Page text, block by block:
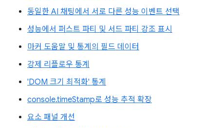
동일한 AI 채팅에서 서로 다른 성능 이벤트 선택
성능에서 퍼스트 파티 및 서드 파티 강조 표시
마커 도움말 및 통계의 필드 데이터
강제 리플로우 통계
'DOM 크기 최적화' 통계
console.timeStamp로 성능 추적 확장
요소 패널 개선